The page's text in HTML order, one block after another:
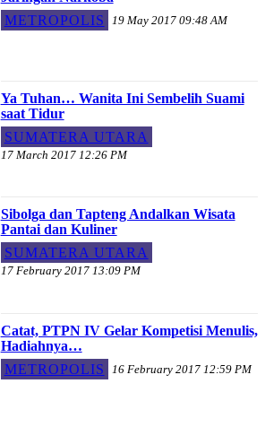
METROPOLIS
19 May 2017 09:48 AM
Ya Tuhan… Wanita Ini Sembelih Suami
saat Tidur
SUMATERA UTARA
17 March 2017 12:26 PM
Sibolga dan Tapteng Andalkan Wisata
Pantai dan Kuliner
SUMATERA UTARA
17 February 2017 13:09 PM
Catat, PTPN IV Gelar Kompetisi Menulis,
Hadiahnya…
METROPOLIS
16 February 2017 12:59 PM